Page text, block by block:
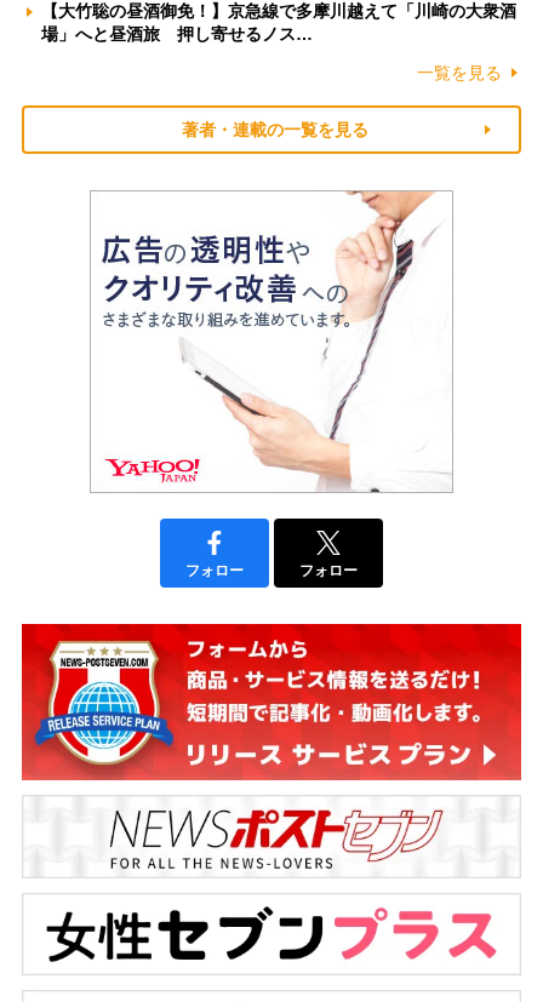
【大竹聡の昼酒御免！】京急線で多摩川越えて「川崎の大衆酒
場」へと昼酒旅 押し寄せるノス…
一覧を見る
著者・連載の一覧を見る
フォロー フォロー